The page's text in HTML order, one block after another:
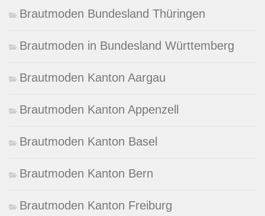
Brautmoden Bundesland Thüringen
Brautmoden in Bundesland Württemberg
Brautmoden Kanton Aargau
Brautmoden Kanton Appenzell
Brautmoden Kanton Basel
Brautmoden Kanton Bern
Brautmoden Kanton Freiburg